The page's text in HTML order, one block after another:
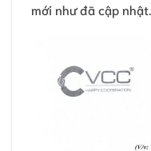
mới như đã cập nhật.